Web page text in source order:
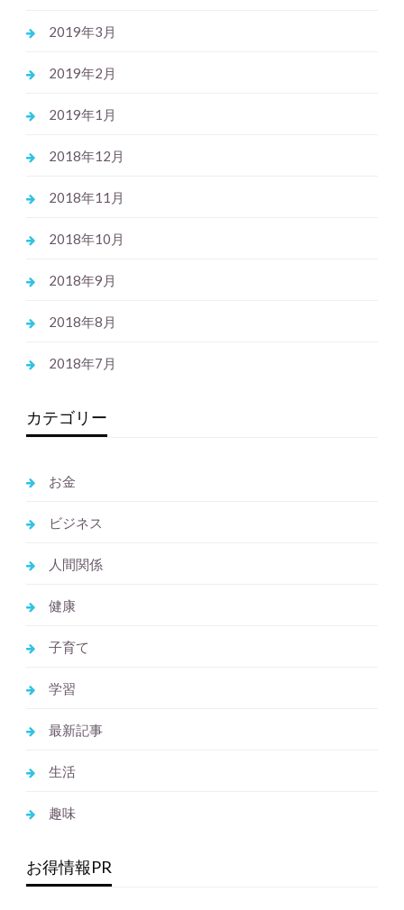
2019年3月
2019年2月
2019年1月
2018年12月
2018年11月
2018年10月
2018年9月
2018年8月
2018年7月
カテゴリー
お金
ビジネス
人間関係
健康
子育て
学習
最新記事
生活
趣味
お得情報PR